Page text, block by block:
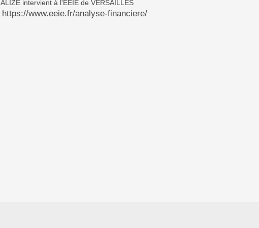
ALIZE intervient à l'EEIE de VERSAILLES
https://www.eeie.fr/analyse-financiere/